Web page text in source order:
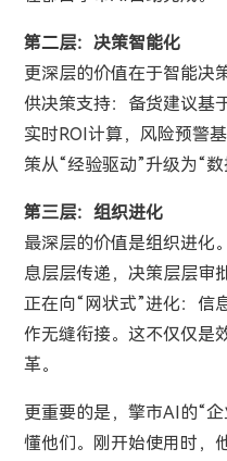
第二层：决策智能化
更深层的价值在于智能决
供决策支持：备货建议基
实时ROI计算，风险预警
策从“经验驱动”升级为“数
第三层：组织进化
最深层的价值是组织进化
息层层传递，决策层层审
正在向“网状式”进化：信
作无缝衔接。这不仅仅是
革。
更重要的是，擎市AI的“
懂他们。刚开始使用时，